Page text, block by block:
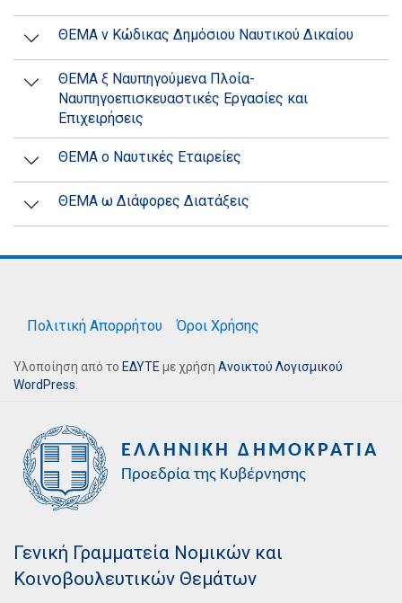
ΘΕΜΑ ν Κώδικας Δημόσιου Ναυτικού Δικαίου
ΘΕΜΑ ξ Ναυπηγούμενα Πλοία-
Ναυπηγοεπισκευαστικές Εργασίες και
Επιχειρήσεις
ΘΕΜΑ ο Ναυτικές Εταιρείες
ΘΕΜΑ ω Διάφορες Διατάξεις
Πολιτική Απορρήτου Όροι Χρήσης
Υλοποίηση από το ΕΔΥΤΕ με χρήση Ανοικτού Λογισμικού
WordPress.
Γενική Γραμματεία Νομικών και
Κοινοβουλευτικών Θεμάτων